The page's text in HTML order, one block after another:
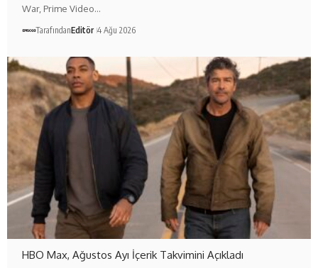
War, Prime Video…
TarafındanEditör 4 Ağu 2026
HBO Max, Ağustos Ayı İçerik Takvimini Açıkladı